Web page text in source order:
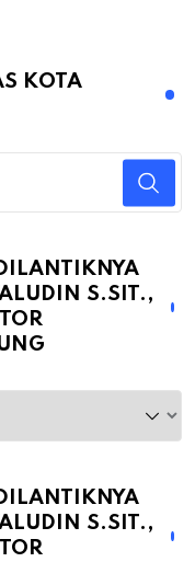
KOTA
S.SIT.,
S.SIT.,